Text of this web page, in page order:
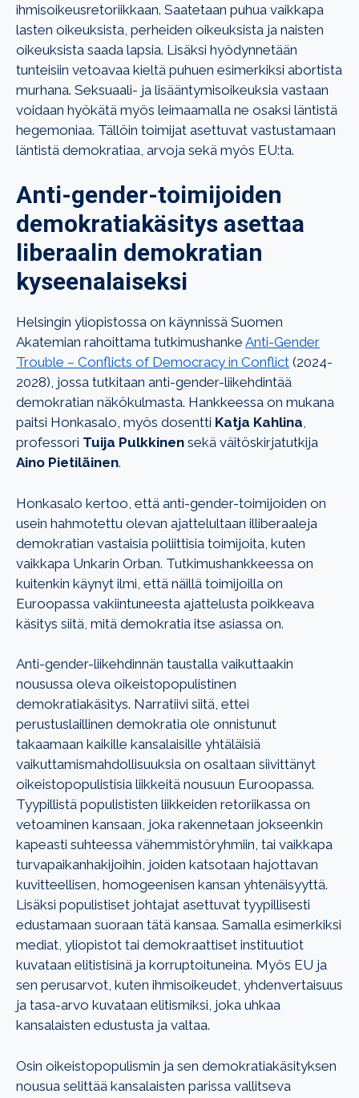
ihmisoikeusretoriikkaan. Saatetaan puhua vaikkapa
lasten oikeuksista, perheiden oikeuksista ja naisten
oikeuksista saada lapsia. Lisäksi hyödynnetään
tunteisiin vetoavaa kieltä puhuen esimerkiksi abortista
murhana. Seksuaali- ja lisääntymisoikeuksia vastaan
voidaan hyökätä myös leimaamalla ne osaksi läntistä
hegemoniaa. Tällöin toimijat asettuvat vastustamaan
läntistä demokratiaa, arvoja sekä myös EU:ta.
Anti-gender-toimijoiden
demokratiakäsitys asettaa
liberaalin demokratian
kyseenalaiseksi
Helsingin yliopistossa on käynnissä Suomen
Akatemian rahoittama tutkimushanke Anti-Gender
Trouble – Conflicts of Democracy in Conflict (2024-
2028), jossa tutkitaan anti-gender-liikehdintää
demokratian näkökulmasta. Hankkeessa on mukana
paitsi Honkasalo, myös dosentti Katja Kahlina,
professori Tuija Pulkkinen sekä väitöskirjatutkija
Aino Pietiläinen.
Honkasalo kertoo, että anti-gender-toimijoiden on
usein hahmotettu olevan ajattelultaan illiberaaleja
demokratian vastaisia poliittisia toimijoita, kuten
vaikkapa Unkarin Orban. Tutkimushankkeessa on
kuitenkin käynyt ilmi, että näillä toimijoilla on
Euroopassa vakiintuneesta ajattelusta poikkeava
käsitys siitä, mitä demokratia itse asiassa on.
Anti-gender-liikehdinnän taustalla vaikuttaakin
nousussa oleva oikeistopopulistinen
demokratiakäsitys. Narratiivi siitä, ettei
perustuslaillinen demokratia ole onnistunut
takaamaan kaikille kansalaisille yhtäläisiä
vaikuttamismahdollisuuksia on osaltaan siivittänyt
oikeistopopulistisia liikkeitä nousuun Euroopassa.
Tyypillistä populististen liikkeiden retoriikassa on
vetoaminen kansaan, joka rakennetaan jokseenkin
kapeasti suhteessa vähemmistöryhmiin, tai vaikkapa
turvapaikanhakijoihin, joiden katsotaan hajottavan
kuvitteellisen, homogeenisen kansan yhtenäisyyttä.
Lisäksi populistiset johtajat asettuvat tyypillisesti
edustamaan suoraan tätä kansaa. Samalla esimerkiksi
mediat, yliopistot tai demokraattiset instituutiot
kuvataan elitistisinä ja korruptoituneina. Myös EU ja
sen perusarvot, kuten ihmisoikeudet, yhdenvertaisuus
ja tasa-arvo kuvataan elitismiksi, joka uhkaa
kansalaisten edustusta ja valtaa.
Osin oikeistopopulismin ja sen demokratiakäsityksen
nousua selittää kansalaisten parissa vallitseva